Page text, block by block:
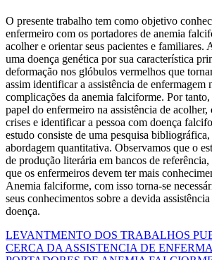
O presente trabalho tem como objetivo
enfermeiro com os portadores de anemia
acolher e orientar seus pacientes e familiares.
uma doença genética por sua característica
deformação nos glóbulos vermelhos que
assim identificar a assistência de enfermagem
complicações da anemia falciforme. Por
papel do enfermeiro na assistência de acolher,
crises e identificar a pessoa com doença
estudo consiste de uma pesquisa bibliográfica,
abordagem quantitativa. Observamos que o
de produção literária em bancos de referência,
que os enfermeiros devem ter mais
Anemia falciforme, com isso torna-se
seus conhecimentos sobre a devida
doença.
LEVANTMENTO DOS TRABALHOS
CERCA DA ASSISTENCIA DE